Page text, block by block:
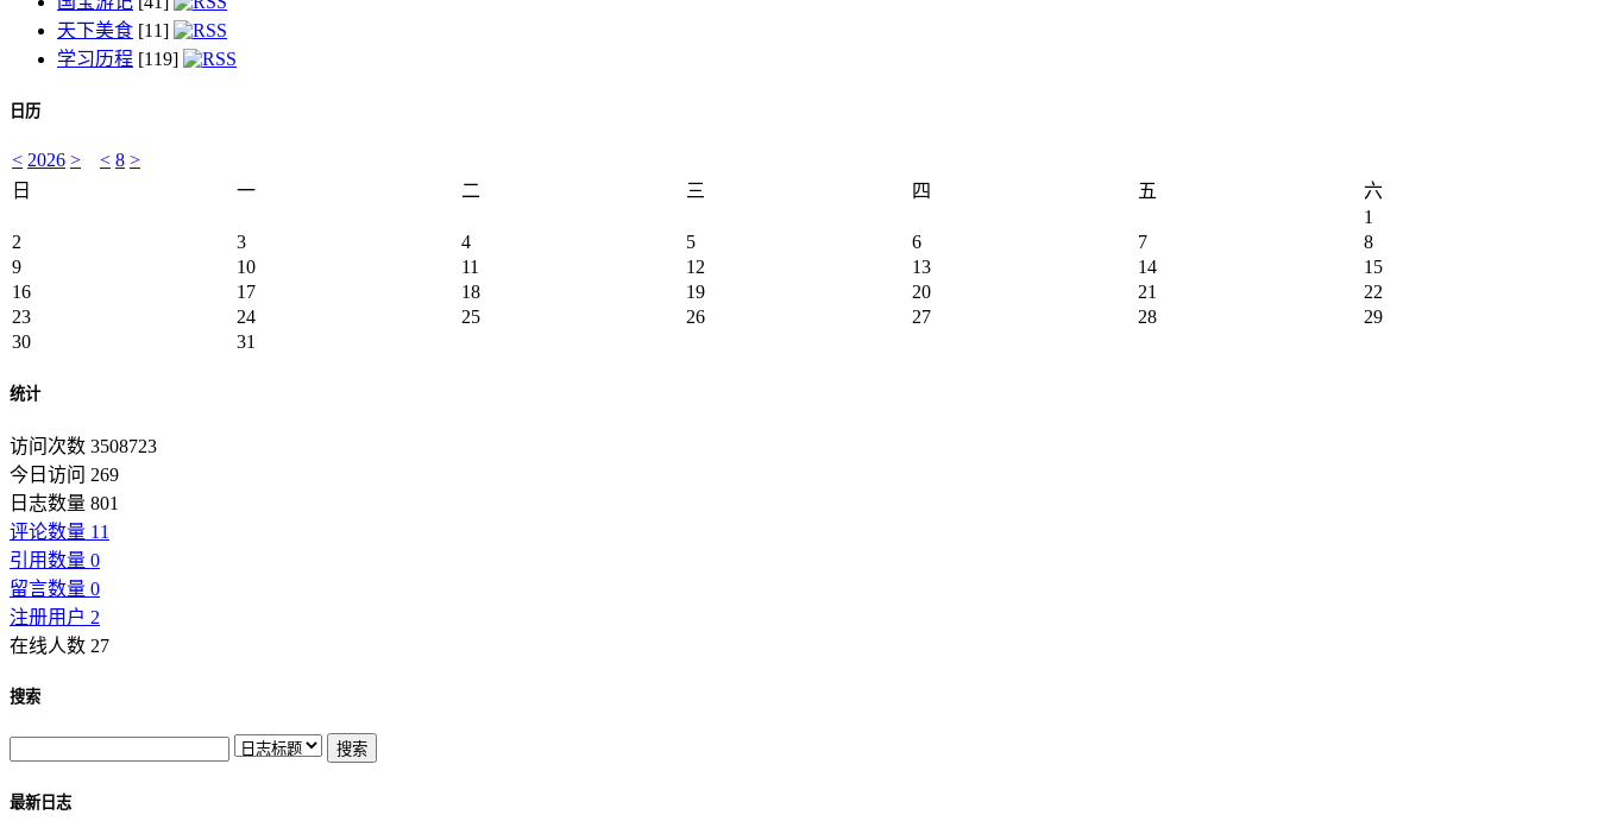
天下美食 [11]
学习历程 [119]
日历
< 2026 > < 8 >
日
一 二 三 四 五
六
1
2
3 4 5 6 7
8
9
10 11 12 13 14
15
16
17 18 19 20 21
22
23
24 25 26 27 28
29
30
31
统计
访问次数 3508723
今日访问 269
日志数量 801
评论数量 11
引用数量 0
留言数量 0
注册用户 2
在线人数 27
搜索
最新日志